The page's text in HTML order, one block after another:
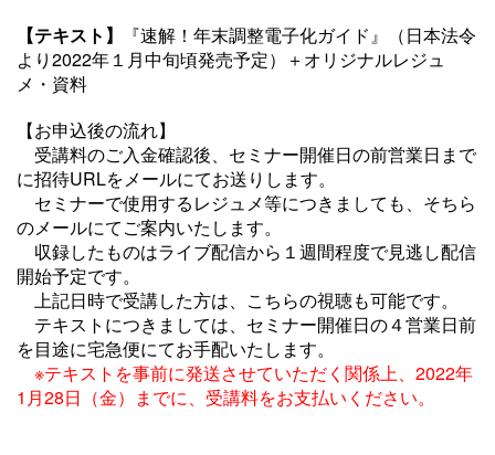
【テキスト 】 『速解！年末調整電子化ガイド』（日本法令
より2022年１月中旬頃発売予定）＋オリジナルレジュ
メ・資料
【お申込後の流れ】
受講料のご入金確認後、セミナー開催日の前営業日まで
に招待URLをメールにてお送りします。
セミナーで使用するレジュメ等につきましても、そちら
のメールにてご案内いたします。
収録したものはライブ配信から１週間程度で見逃し配信
開始予定です。
上記日時で受講した方は、こちらの視聴も可能です。
テキストにつきましては、セミナー開催日の４営業日前
を目途に宅急便にてお手配いたします。
※テキストを事前に発送させていただく関係上、2022年
1月28日（金）までに、受講料をお支払いください。